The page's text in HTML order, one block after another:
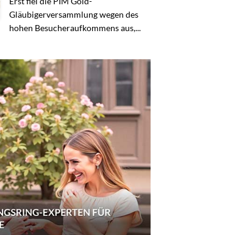
Gläubigerversammlung wegen des
hohen Besucheraufkommens aus,...